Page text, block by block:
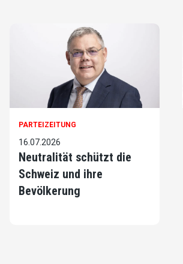
PARTEIZEITUNG
16.07.2026
Neutralität schützt die
Schweiz und ihre
Bevölkerung